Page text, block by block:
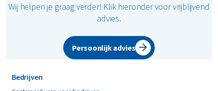
verwerking kunnen verhinderen
Wij helpen je graag verder! Klik hieronder voor vrijblijvend
advies.
Persoonlijk advies
Bedrijven